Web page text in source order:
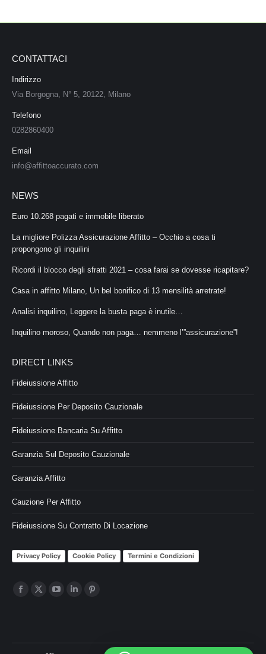
CONTATTACI
Indirizzo
Via Borgogna, N° 5, 20122, Milano
Telefono
0282860400
Email
info@affittoaccurato.com
NEWS
Euro 10.268 pagati e immobile liberato
La migliore Polizza Assicurazione Affitto – Occhio a cosa ti
propongono gli inquilini
Ricordi il blocco degli sfratti 2021 – cosa farai se dovesse ricapitare?
Casa in affitto Milano, Un bel bonifico di 13 mensilità arretrate!
Analisi inquilino, Leggere la busta paga è inutile…
Inquilino moroso, Quando non paga… nemmeno l’”assicurazione”!
DIRECT LINKS
Fideiussione Affitto
Fideiussione Per Deposito Cauzionale
Fideiussione Bancaria Su Affitto
Garanzia Sul Deposito Cauzionale
Garanzia Affitto
Cauzione Per Affitto
Fideiussione Su Contratto Di Locazione
Privacy Policy Cookie Policy Termini e Condizioni
Ci puoi trovare su:
Facebook
in
X
in
in
Linkedin
in
Pinterest
in